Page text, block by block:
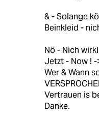
& - Solange
Beinkleid -
Nö - Nich
Jetzt - Now ! -
Wer & Wann
Vertrauen is
Danke.